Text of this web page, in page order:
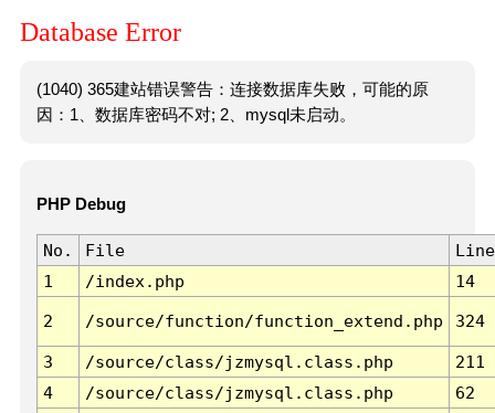
Database Error
(1040) 365建站错误警告：连接数据库失败，可能的原
因：1、数据库密码不对; 2、mysql未启动。
PHP Debug
No. File
Line
1
/index.php 14
2 /source/function/function_extend.php 324
3 /source/class/jzmysql.class.php
211
4
/source/class/jzmysql.class.php
62